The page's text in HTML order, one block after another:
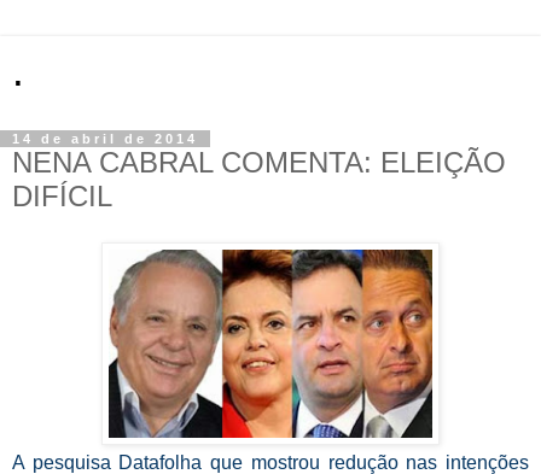
.
14 de abril de 2014
NENA CABRAL COMENTA: ELEIÇÃO
DIFÍCIL
A pesquisa Datafolha que mostrou redução nas intenções